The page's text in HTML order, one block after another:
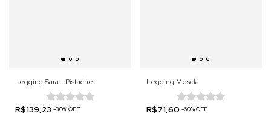
Legging Sara - Pistache
R$139,23 -30%OFF
Legging Mescla
R$71,60 -60%OFF